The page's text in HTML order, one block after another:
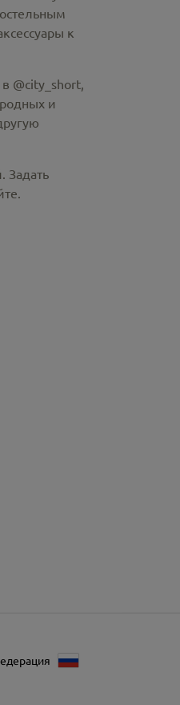
к
@city_short,
и
Задать